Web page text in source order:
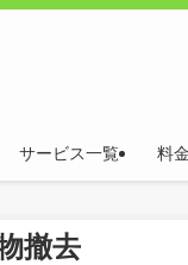
サービス一覧 料
撤去